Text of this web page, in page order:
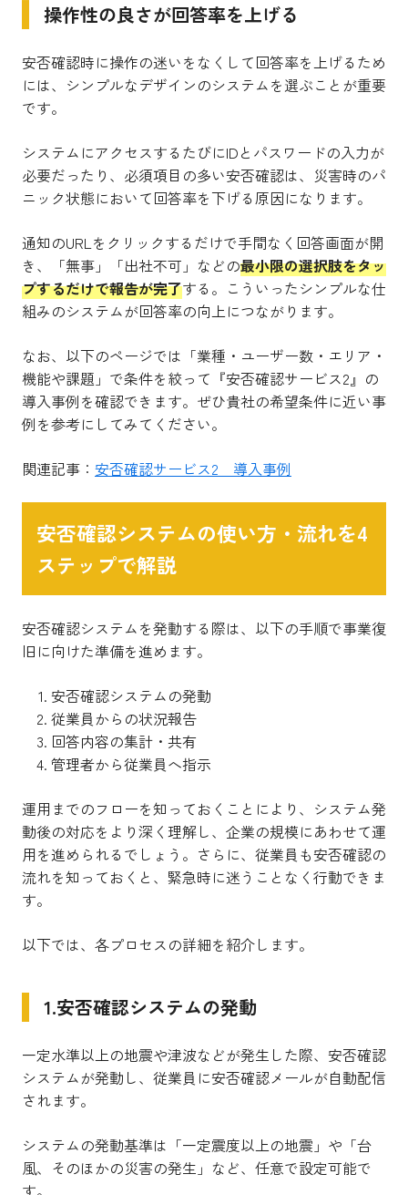
操作性の良さが回答率を上げる
安否確認時に操作の迷いをなくして回答率を上げるため
には、シンプルなデザインのシステムを選ぶことが重要
です。
システムにアクセスするたびにIDとパスワードの入力が
必要だったり、必須項目の多い安否確認は、災害時のパ
ニック状態において回答率を下げる原因になります。
通知のURLをクリックするだけで手間なく回答画面が開
き、「無事」「出社不可」などの最小限の選択肢をタッ
プするだけで報告が完了する。こういったシンプルな仕
組みのシステムが回答率の向上につながります。
なお、以下のページでは「業種・ユーザー数・エリア・
機能や課題」で条件を絞って『安否確認サービス2』の
導入事例を確認できます。ぜひ貴社の希望条件に近い事
例を参考にしてみてください。
関連記事： 安否確認サービス2 導入事例
安否確認システムの使い方・流れを4
ステップで解説
安否確認システムを発動する際は、以下の手順で事業復
旧に向けた準備を進めます。
安否確認システムの発動
従業員からの状況報告
回答内容の集計・共有
管理者から従業員へ指示
運用までのフローを知っておくことにより、システム発
動後の対応をより深く理解し、企業の規模にあわせて運
用を進められるでしょう。さらに、従業員も安否確認の
流れを知っておくと、緊急時に迷うことなく行動できま
す。
以下では、各プロセスの詳細を紹介します。
1.安否確認システムの発動
一定水準以上の地震や津波などが発生した際、安否確認
システムが発動し、従業員に安否確認メールが自動配信
されます。
システムの発動基準は「一定震度以上の地震」や「台
風、そのほかの災害の発生」など、任意で設定可能で